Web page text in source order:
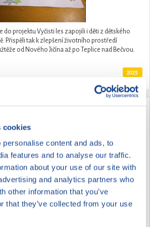
cookies
content and ads, to
features and to analyse our traffic.
about your use of our site with
and analytics partners who
other information that you’ve
that they’ve collected from your use
do projektu Vyčisti les zapojili i děti z dětského
Přispěli tak k zlepšení životního prostředí
od Nového Jičína až po Teplice nad Bečvou.
2025